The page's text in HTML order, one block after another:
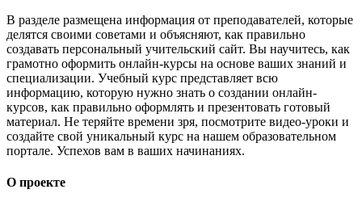
В разделе размещена информация от преподавателей, которые
делятся своими советами и объясняют, как правильно
создавать персональный учительский сайт. Вы научитесь, как
грамотно оформить онлайн-курсы на основе ваших знаний и
специализации. Учебный курс представляет всю
информацию, которую нужно знать о создании онлайн-
курсов, как правильно оформлять и презентовать готовый
материал. Не теряйте времени зря, посмотрите видео-уроки и
создайте свой уникальный курс на нашем образовательном
портале. Успехов вам в ваших начинаниях.
О проекте